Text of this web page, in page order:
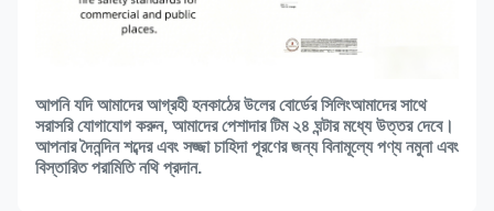
আপনি যদি আমাদের আগ্রহী হনকাঠের উলের বোর্ডের সিলিংআমাদের সাথে
সরাসরি যোগাযোগ করুন, আমাদের পেশাদার টিম ২৪ ঘন্টার মধ্যে উত্তর দেবে।
আপনার দৈনন্দিন শব্দের এবং সজ্জা চাহিদা পূরণের জন্য বিনামূল্যে পণ্য নমুনা এবং
বিস্তারিত পরামিতি নথি প্রদান.